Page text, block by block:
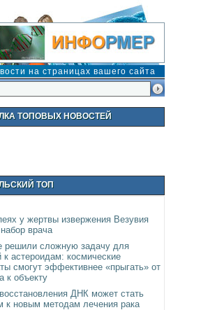
на страницах вашего сайта
ТОПОВЫХ НОВОСТЕЙ
ТОП
у жертвы извержения Везувия
врача
решили сложную задачу для
к астероидам: космические
смогут эффективнее «прыгать» от
к объекту
ДНК может стать
к новым методам лечения рака